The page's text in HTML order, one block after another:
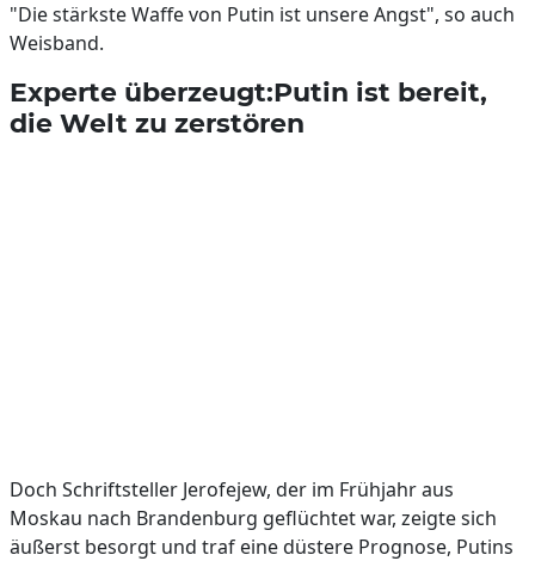
"Die stärkste Waffe von Putin ist unsere Angst", so auch
Weisband.
Experte überzeugt:Putin ist bereit,
die Welt zu zerstören
Doch Schriftsteller Jerofejew, der im Frühjahr aus
Moskau nach Brandenburg geflüchtet war, zeigte sich
äußerst besorgt und traf eine düstere Prognose, Putins